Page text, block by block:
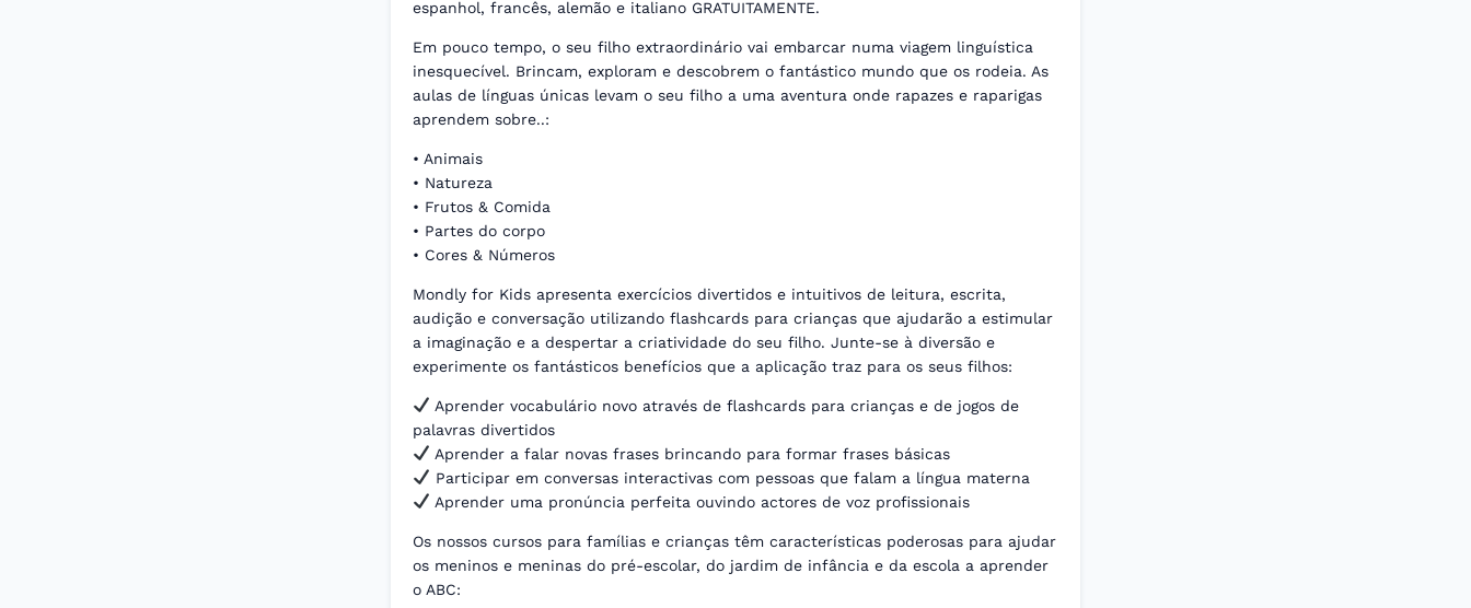
espanhol, francês, alemão e italiano GRATUITAMENTE.
Em pouco tempo, o seu filho extraordinário vai embarcar numa viagem linguística
inesquecível. Brincam, exploram e descobrem o fantástico mundo que os rodeia. As
aulas de línguas únicas levam o seu filho a uma aventura onde rapazes e raparigas
aprendem sobre..:
• Animais
• Natureza
• Frutos & Comida
• Partes do corpo
• Cores & Números
Mondly for Kids apresenta exercícios divertidos e intuitivos de leitura, escrita,
audição e conversação utilizando flashcards para crianças que ajudarão a estimular
a imaginação e a despertar a criatividade do seu filho. Junte-se à diversão e
experimente os fantásticos benefícios que a aplicação traz para os seus filhos:
Aprender vocabulário novo através de flashcards para crianças e de jogos de
palavras divertidos
Aprender a falar novas frases brincando para formar frases básicas
Participar em conversas interactivas com pessoas que falam a língua materna
Aprender uma pronúncia perfeita ouvindo actores de voz profissionais
Os nossos cursos para famílias e crianças têm características poderosas para ajudar
os meninos e meninas do pré-escolar, do jardim de infância e da escola a aprender
o ABC: